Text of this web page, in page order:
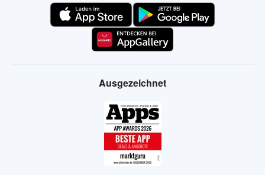
Ausgezeichnet